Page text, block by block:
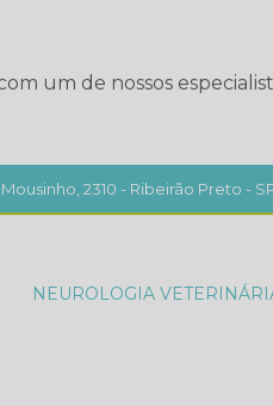
um de nossos
2310 - Ribeirão Preto -
NEUROLOGIA